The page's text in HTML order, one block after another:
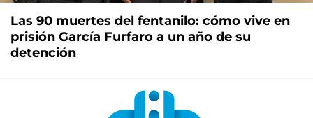
Las 90 muertes del fentanilo: cómo vive en
prisión García Furfaro a un año de su
detención